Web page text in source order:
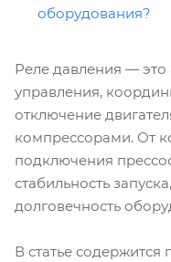
оборудования?
Реле давления — это
управления,
отключение
компрессорами. От
подключения
стабильность
долговечность
В статье